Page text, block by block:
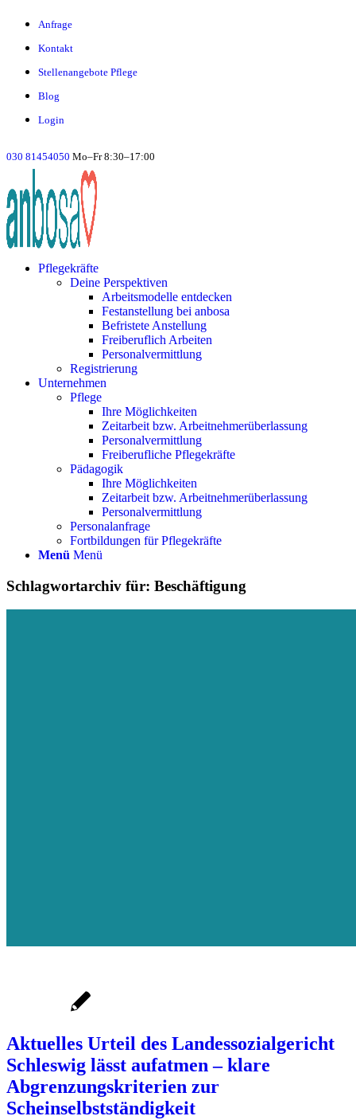
Anfrage
Kontakt
Stellenangebote Pflege
Blog
Login
030 81454050 Mo–Fr 8:30–17:00
Pflegekräfte
Deine Perspektiven
Arbeitsmodelle entdecken
Festanstellung bei anbosa
Befristete Anstellung
Freiberuflich Arbeiten
Personalvermittlung
Registrierung
Unternehmen
Pflege
Ihre Möglichkeiten
Zeitarbeit bzw. Arbeitnehmerüberlassung
Personalvermittlung
Freiberufliche Pflegekräfte
Pädagogik
Ihre Möglichkeiten
Zeitarbeit bzw. Arbeitnehmerüberlassung
Personalvermittlung
Personalanfrage
Fortbildungen für Pflegekräfte
Menü Menü
Schlagwortarchiv für: Beschäftigung
Aktuelles Urteil des Landessozialgericht
Schleswig lässt aufatmen – klare
Abgrenzungskriterien zur
Scheinselbstständigkeit